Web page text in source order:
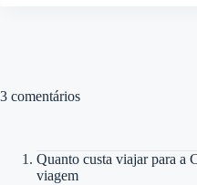
3 comentários
Quanto custa viajar para a
viagem